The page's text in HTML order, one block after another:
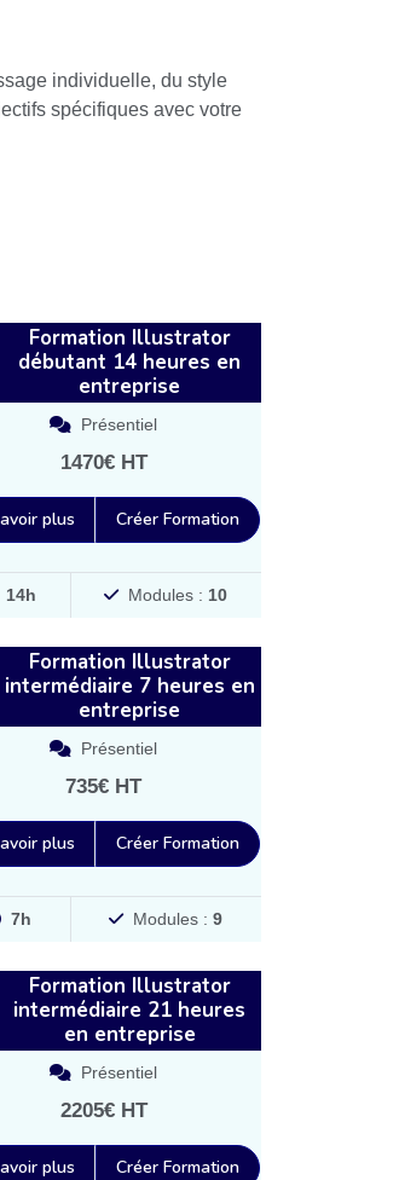
individuelle, du style
spécifiques avec votre
Formation Illustrator
débutant 14 heures en
entreprise
Présentiel
1470€ HT
plus Créer Formation
14h Modules : 10
Formation Illustrator
intermédiaire 7 heures en
entreprise
Présentiel
735€ HT
plus Créer Formation
7h Modules :9
Formation Illustrator
intermédiaire 21 heures
en entreprise
Présentiel
2205€ HT
plus Créer Formation